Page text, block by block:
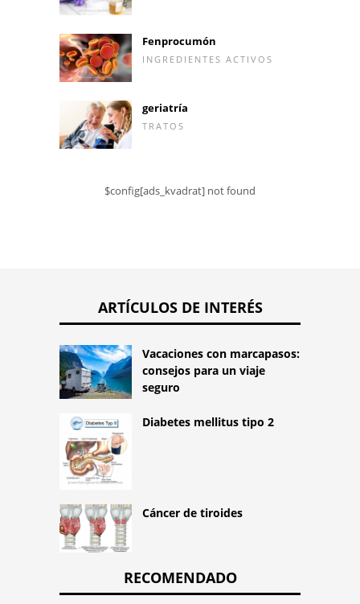
Fenprocumón
INGREDIENTES ACTIVOS
geriatría
TRATOS
$config[ads_kvadrat] not found
ARTÍCULOS DE INTERÉS
Vacaciones con marcapasos:
consejos para un viaje
seguro
Diabetes mellitus tipo 2
Cáncer de tiroides
RECOMENDADO